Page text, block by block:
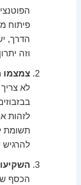
פיתוח
הדרך,
וזה
צמצמו
לא
לזהות
תשומת
הכסף